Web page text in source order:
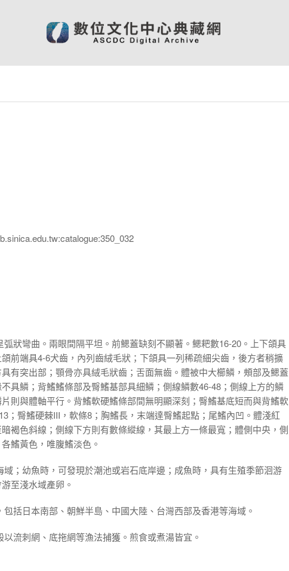
狀彎曲。兩眼間隔平坦。前鰓蓋缺刻不顯著。鰓耙數16-20。上下頜具
前端具4-6犬齒，內列齒絨毛狀；下頜具一列稀疏細尖齒，後方者稍擴
有突出部；顎骨亦具絨毛狀齒；舌面無齒。體被中大櫛鱗，頰部及鰓蓋
具鱗；背鰭鰭條部及臀鰭基部具細鱗；側線鱗數46-48；側線上方的鱗
則與體軸平行。背鰭軟硬鰭條部間無明顯深刻；臀鰭基底短而與背鰭軟
；臀鰭硬棘III，軟條8；胸鰭長，末端達臀鰭起點；尾鰭內凹。體淺紅
褐色斜線；側線下方則有數條縱線，其最上方一條最寬；體側中央，側
鰭黃色，唯腹鰭淡色。
；幼魚時，可發現於潮池或岩石底岸邊；成魚時，具有生殖季節洄游
至淺水域產卵。
括日本南部、朝鮮半島、中國大陸、台灣西部及香港等海域。
流刺網、底拖網等漁法捕獲。煎食或煮湯皆宜。